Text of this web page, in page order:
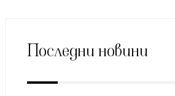
Последни новини